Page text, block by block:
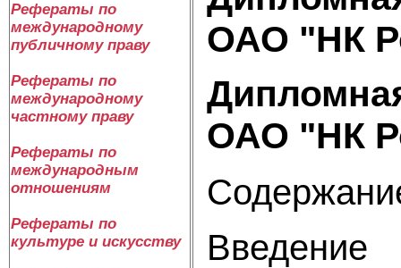
Рефераты по
международному
публичному праву
Рефераты по
международному
частному праву
Рефераты по
международным
отношениям
Рефераты по
культуре и искусству
ОАО "НК
ОАО "НК
Введение